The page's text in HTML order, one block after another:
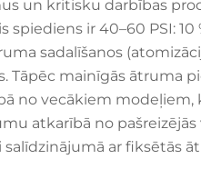
un kritisku darbības
spiediens ir 40–60 PSI:
sadalīšanos
Tāpēc mainīgās ātruma
no vecākiem modeļiem,
atkarībā no
ar fiksētās